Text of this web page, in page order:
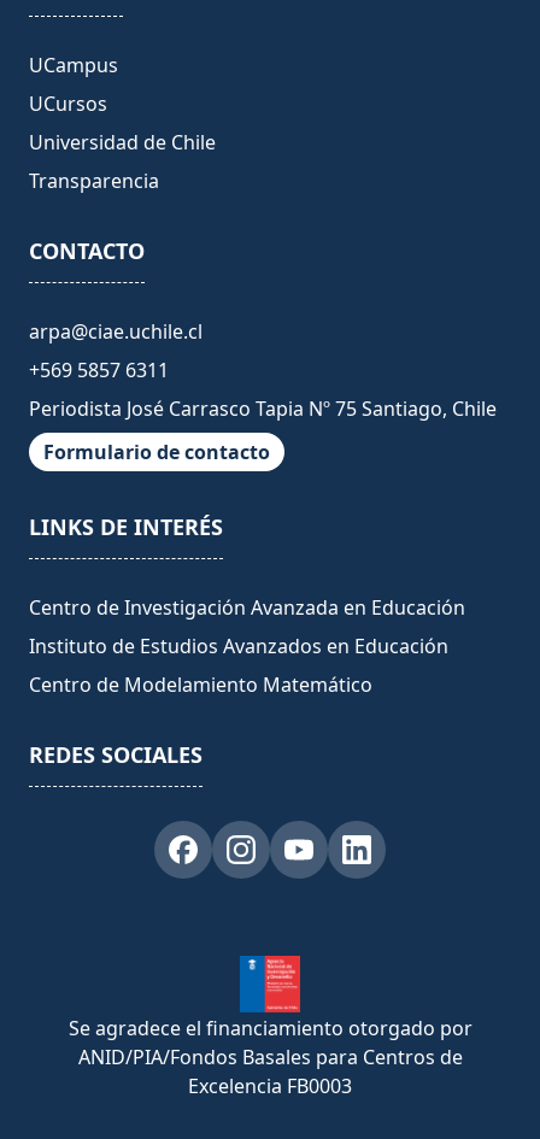
UCampus
UCursos
Universidad de Chile
Transparencia
CONTACTO
arpa@ciae.uchile.cl
+569 5857 6311
Periodista José Carrasco Tapia Nº 75 Santiago, Chile
Formulario de contacto
LINKS DE INTERÉS
Centro de Investigación Avanzada en Educación
Instituto de Estudios Avanzados en Educación
Centro de Modelamiento Matemático
REDES SOCIALES
Se agradece el financiamiento otorgado por
ANID/PIA/Fondos Basales para Centros de
Excelencia FB0003